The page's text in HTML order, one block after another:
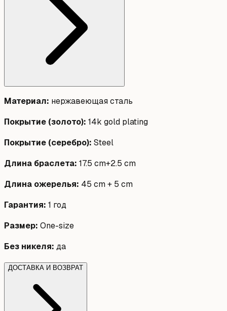
Материал: нержавеющая сталь
Покрытие (золото): 14k gold plating
Покрытие (серебро): Steel
Длина браслета: 17.5 cm+2.5 cm
Длина ожерелья: 45 cm + 5 cm
Гарантия: 1 год
Размер: One-size
Без никеля: да
ДОСТАВКА И ВОЗВРАТ